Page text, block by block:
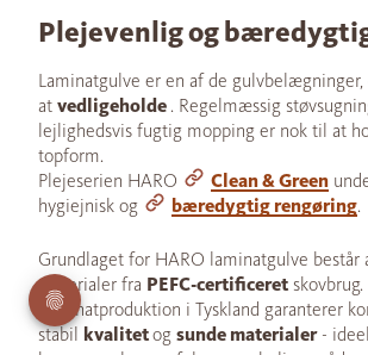
Plejevenlig og
Laminatgulve er en af de gulvbelægninger,
at vedligeholde . Regelmæssig
lejlighedsvis fugtig mopping er nok til at
topform.
Plejeserien HARO
Clean & Green
hygiejnisk og
bæredygtig rengøring.
Grundlaget for HARO laminatgulve består
materialer fra PEFC-certificeret skovbrug.
Laminatproduktion i Tyskland garanterer
stabil
kvalitetog sunde materialer-